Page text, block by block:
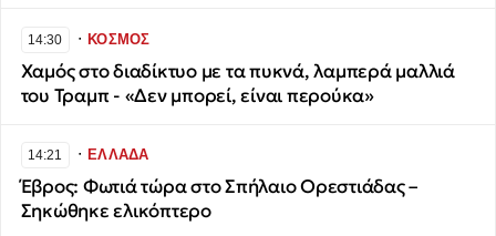
14:30 ∙ΚΟΣΜΟΣ
Χαμός στο διαδίκτυο με τα πυκνά, λαμπερά μαλλιά
του Τραμπ - «Δεν μπορεί, είναι περούκα»
14:21 ∙ΕΛΛΑΔΑ
Έβρος: Φωτιά τώρα στο Σπήλαιο Ορεστιάδας –
Σηκώθηκε ελικόπτερο